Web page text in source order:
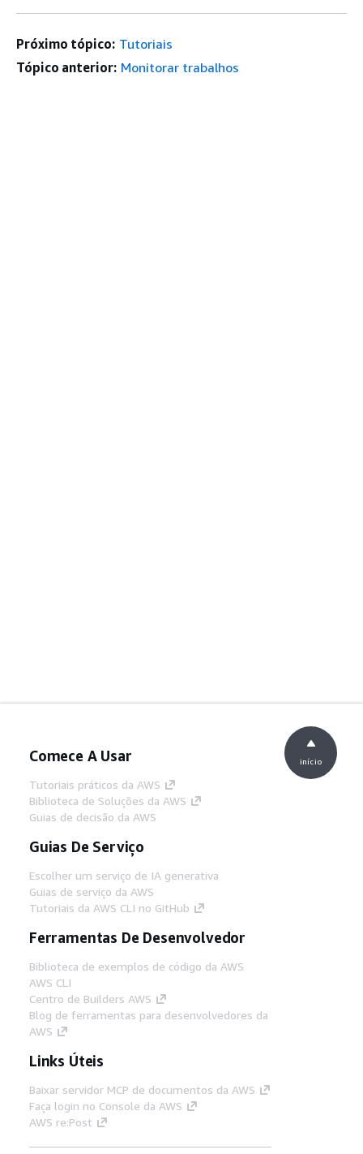
Próximo tópico: Tutoriais
Tópico anterior: Monitorar trabalhos
Comece A Usar
Tutoriais práticos da AWS
Biblioteca de Soluções da AWS
Guias de decisão da AWS
Guias De Serviço
Escolher um serviço de IA generativa
Guias de serviço da AWS
Tutoriais da AWS CLI no GitHub
Ferramentas De Desenvolvedor
Biblioteca de exemplos de código da AWS
AWS CLI
Centro de Builders AWS
Blog de ferramentas para desenvolvedores da
AWS
Links Úteis
Baixar servidor MCP de documentos da AWS
Faça login no Console da AWS
AWS re:Post
início